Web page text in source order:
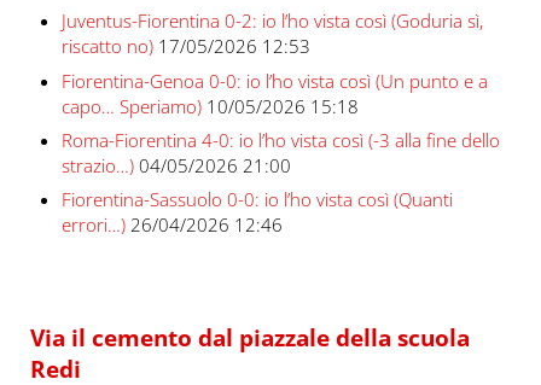
Juventus-Fiorentina 0-2: io l’ho vista così (Goduria sì,
riscatto no) 17/05/2026 12:53
Fiorentina-Genoa 0-0: io l’ho vista così (Un punto e a
capo… Speriamo) 10/05/2026 15:18
Roma-Fiorentina 4-0: io l’ho vista così (-3 alla fine dello
strazio…) 04/05/2026 21:00
Fiorentina-Sassuolo 0-0: io l’ho vista così (Quanti
errori…) 26/04/2026 12:46
Via il cemento dal piazzale della scuola
Redi